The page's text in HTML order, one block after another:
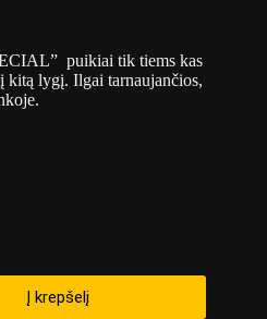
puikiai tik tiems kas
kitą lygį. Ilgai tarnaujančios,
Į krepšelį